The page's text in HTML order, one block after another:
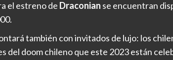
el estreno de Draconian se encuentran
también con invitados de lujo: los
del doom chileno que este 2023 están